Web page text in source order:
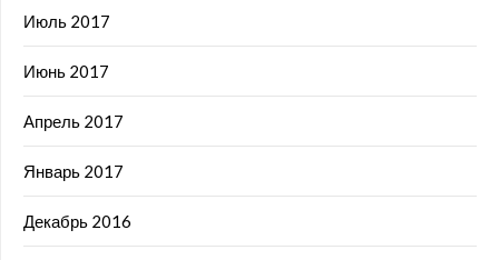
Июль 2017
Июнь 2017
Апрель 2017
Январь 2017
Декабрь 2016